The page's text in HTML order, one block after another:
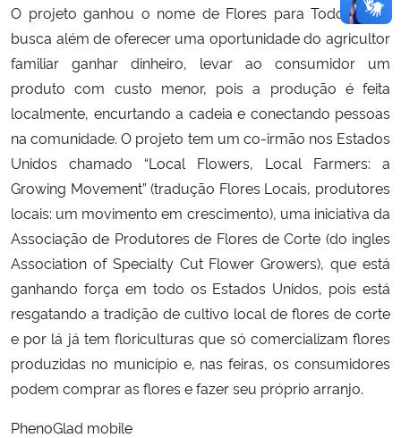
O projeto ganhou o nome de Flores para Todos, pois
busca além de oferecer uma oportunidade do agricultor
familiar ganhar dinheiro, levar ao consumidor um
produto com custo menor, pois a produção é feita
localmente, encurtando a cadeia e conectando pessoas
na comunidade. O projeto tem um co-irmão nos Estados
Unidos chamado “Local Flowers, Local Farmers: a
Growing Movement” (tradução Flores Locais, produtores
locais: um movimento em crescimento), uma iniciativa da
Associação de Produtores de Flores de Corte (do ingles
Association of Specialty Cut Flower Growers), que está
ganhando força em todo os Estados Unidos, pois está
resgatando a tradição de cultivo local de flores de corte
e por lá já tem floriculturas que só comercializam flores
produzidas no município e, nas feiras, os consumidores
podem comprar as flores e fazer seu próprio arranjo.
PhenoGlad mobile